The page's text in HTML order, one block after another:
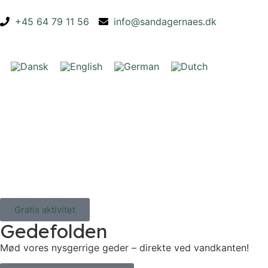
+45 64 79 11 56 info@sandagernaes.dk
Gratis aktivitet
Gedefolden
Mød vores nysgerrige geder – direkte ved vandkanten!